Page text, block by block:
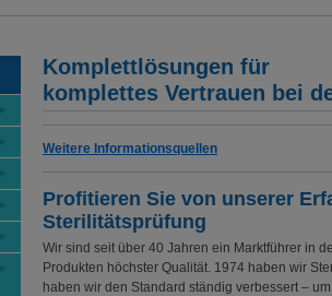
Komplettlösungen für
komplettes Vertrauen bei
Weitere Informationsquellen
Profitieren Sie von unserer
Sterilitätsprüfung
Wir sind seit über 40 Jahren ein Marktführer in
Produkten höchster Qualität. 1974 haben wir
haben wir den Standard ständig verbessert –